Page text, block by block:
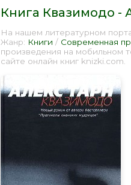
Книга Квазимодо -
На нашем литературном
Жанр: Книги / Современная
произведения на мобильном
сайте онлайн книг knizki.com.